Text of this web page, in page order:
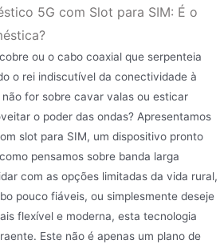
5G com Slot para SIM: É o
ou o cabo coaxial que serpenteia
o rei indiscutível da conectividade à
for sobre cavar valas ou esticar
o poder das ondas? Apresentamos
slot para SIM, um dispositivo pronto
pensamos sobre banda larga
com as opções limitadas da vida rural,
pouco fiáveis, ou simplesmente deseje
flexível e moderna, esta tecnologia
Este não é apenas um plano de